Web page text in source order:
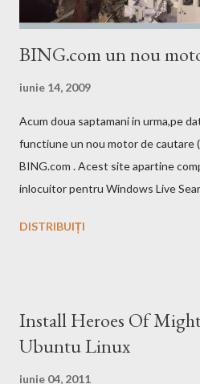
BING.com un nou
iunie 14, 2009
Acum doua saptamani in urma,pe
functiune un nou motor de cautare
BING.com . Acest site apartine
inlocuitor pentru Windows Live
Bing da si un mic exemplu cum poti
care face acest lucru. Ramane la
cautare sa folositi!
DISTRIBUIȚI
Install Heroes Of
Ubuntu Linux
iunie 04, 2011